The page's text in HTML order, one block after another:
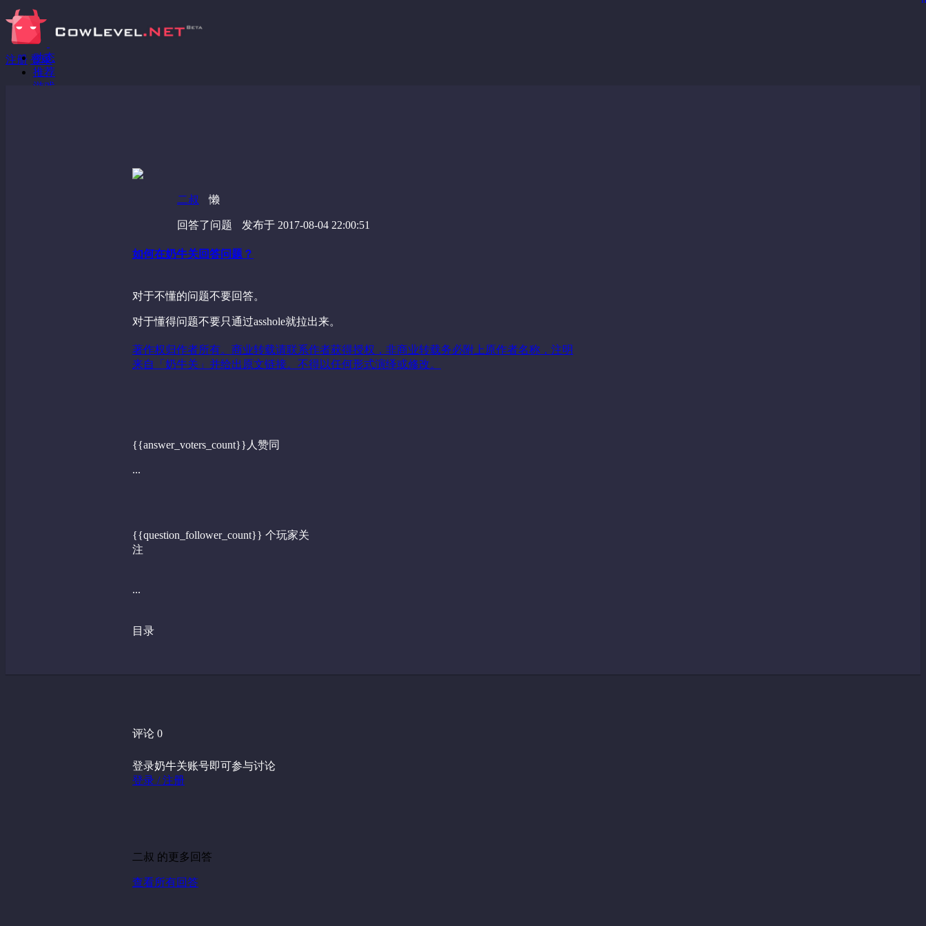
注册 登录
动态
推荐
游戏
二叔 懒
回答了问题 发布于 2017-08-04 22:00:51
如何在奶牛关回答问题？
对于不懂的问题不要回答。
对于懂得问题不要只通过asshole就拉出来。
著作权归作者所有。商业转载请联系作者获得授权，非商业转载务必附上原作者名称，注明
来自「奶牛关」并给出原文链接。不得以任何形式演绎或修改。
{{answer_voters_count}}人赞同
...
{{question_follower_count}} 个玩家关
注
...
目录
评论 0
登录奶牛关账号即可参与讨论
登录 / 注册
二叔 的更多回答
查看所有回答